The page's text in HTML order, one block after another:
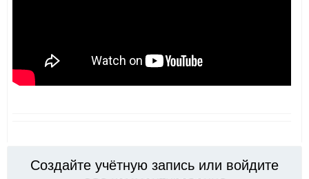
Создайте учётную запись или войдите